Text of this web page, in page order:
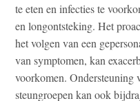
te eten en infecties te
en longontsteking. Het
het volgen van een
van symptomen, kan
voorkomen. Ondersteuning
steungroepen kan ook